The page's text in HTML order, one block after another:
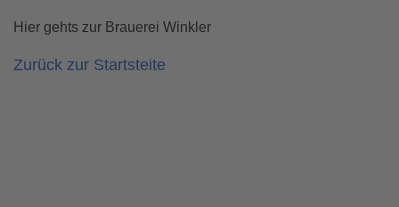
Hier gehts zur Brauerei Winkler
Zurück zur Startsteite